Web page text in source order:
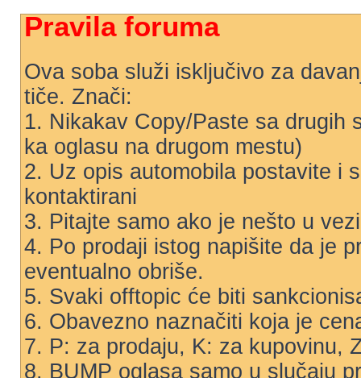
Pravila foruma
Ova soba služi isključivo za
tiče. Znači:
1. Nikakav Copy/Paste sa drugih
ka oglasu na drugom mestu)
2. Uz opis automobila postavite i
kontaktirani
3. Pitajte samo ako je nešto u
4. Po prodaji istog napišite da je
eventualno obriše.
5. Svaki offtopic će biti
6. Obavezno naznačiti koja je
7. P: za prodaju, K: za kupovinu,
8. BUMP oglasa samo u slučaju